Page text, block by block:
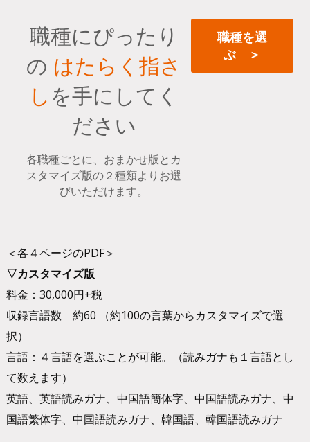
職種にぴったり
の はたらく指さ
しを手にしてく
ださい
各職種ごとに、おまかせ版とカ
スタマイズ版の２種類よりお選
びいただけます。
職種を選
ぶ ＞
＜各４ページのPDF＞
▽カスタマイズ版
料金：30,000円+税
収録言語数 約60 （約100の言葉からカスタマイズで選
択）
言語：４言語を選ぶことが可能。（読みガナも１言語とし
て数えます）
英語、英語読みガナ、中国語簡体字、中国語読みガナ、中
国語繁体字、中国語読みガナ、韓国語、韓国語読みガナ